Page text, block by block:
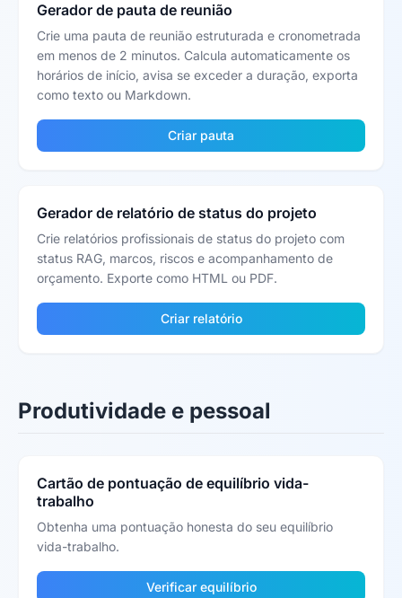
Gerador de pauta de reunião
Crie uma pauta de reunião estruturada e cronometrada
em menos de 2 minutos. Calcula automaticamente os
horários de início, avisa se exceder a duração, exporta
como texto ou Markdown.
Criar pauta
Gerador de relatório de status do projeto
Crie relatórios profissionais de status do projeto com
status RAG, marcos, riscos e acompanhamento de
orçamento. Exporte como HTML ou PDF.
Criar relatório
Produtividade e pessoal
Cartão de pontuação de equilíbrio vida-
trabalho
Obtenha uma pontuação honesta do seu equilíbrio
vida-trabalho.
Verificar equilíbrio